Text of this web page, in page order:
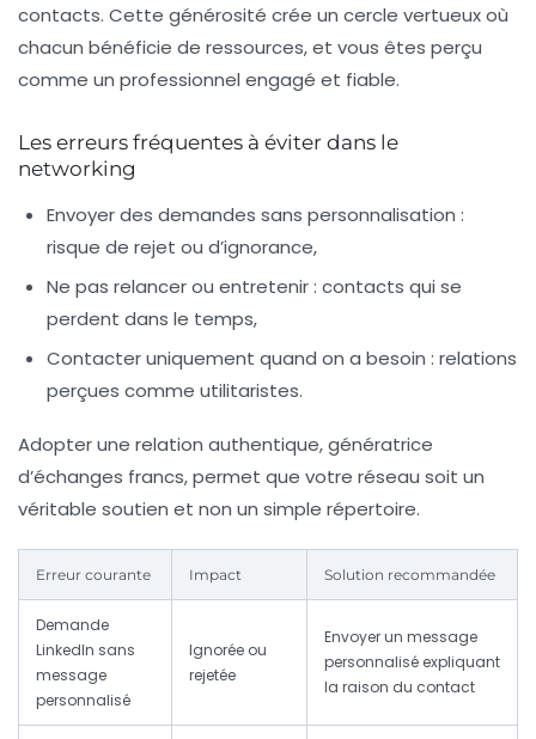
contacts. Cette générosité crée un cercle vertueux où
chacun bénéficie de ressources, et vous êtes perçu
comme un professionnel engagé et fiable.
Les erreurs fréquentes à éviter dans le
networking
Envoyer des demandes sans personnalisation :
risque de rejet ou d’ignorance,
Ne pas relancer ou entretenir : contacts qui se
perdent dans le temps,
Contacter uniquement quand on a besoin : relations
perçues comme utilitaristes.
Adopter une relation authentique, génératrice
d’échanges francs, permet que votre réseau soit un
véritable soutien et non un simple répertoire.
Erreur courante Impact Solution recommandée
Demande
LinkedIn sans
message
personnalisé
Ignorée ou
rejetée
Envoyer un message
personnalisé expliquant
la raison du contact